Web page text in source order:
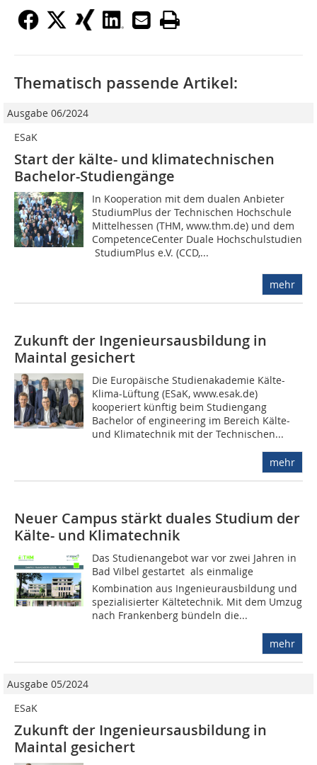
Thematisch passende Artikel:
Ausgabe 06/2024
ESaK
Start der kälte- und klimatechnischen
Bachelor-Studiengänge
In Kooperation mit dem dualen Anbieter
StudiumPlus der Technischen Hochschule
Mittelhessen (THM, www.thm.de) und dem
CompetenceCenter Duale Hochschulstudien
 StudiumPlus e.V. (CCD,...
mehr
Zukunft der Ingenieursausbildung in
Maintal gesichert
Die Europäische Studienakademie Kälte-
Klima-Lüftung (ESaK, www.esak.de)
kooperiert künftig beim Studiengang
Bachelor of engineering im Bereich Kälte-
und Klimatechnik mit der Technischen...
mehr
Neuer Campus stärkt duales Studium der
Kälte- und Klimatechnik
Das Studienangebot war vor zwei Jahren in
Bad Vilbel gestartet  als einmalige
Kombination aus Ingenieurausbildung und
spezialisierter Kältetechnik. Mit dem Umzug
nach Frankenberg bündeln die...
mehr
Ausgabe 05/2024
ESaK
Zukunft der Ingenieursausbildung in
Maintal gesichert